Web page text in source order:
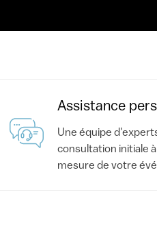
Assistance
Une équipe
consultation initiale
mesure de votre